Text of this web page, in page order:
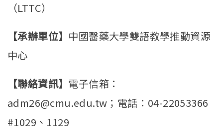
（LTTC）
【承辦單位】 中國醫藥大學雙語教學推動資源
中心
【聯絡資訊】 電子信箱：
adm26@cmu.edu.tw；電話：04-22053366
#1029、1129